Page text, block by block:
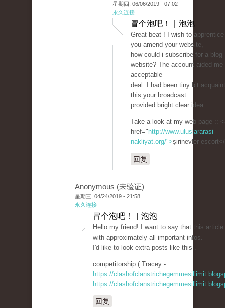
星期四, 06/06/2019 - 07:02
永久连接
冒个泡吧！ | 泡泡
Great beat ! I wish to
you amend your website,
how could i subscribe for a blog
website? The account aided me
acceptable
deal. I had been tiny bit
this your broadcast
provided bright clear idea
Take a look at my web page ::
href=" http://www.uluslararasi-
nakliyat.org/">şirinevler
回复
Anonymous (未验证)
星期三, 04/24/2019 - 21:58
永久连接
冒个泡吧！ | 泡泡
Hello my friend! I want to say that this
with approximately all important infos.
I'd like to look extra posts like this .
competitorship ( Tracey -
https://
https://
回复